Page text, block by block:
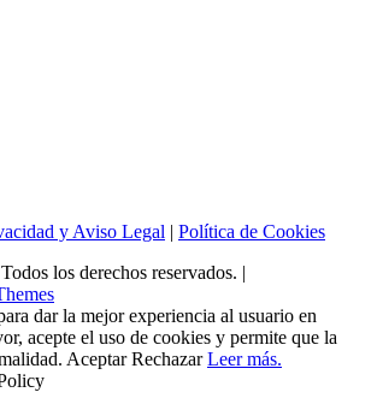
y Aviso Legal | Política de Cookies
los derechos reservados. |
dar la mejor experiencia al usuario en
acepte el uso de cookies y permite que la
Aceptar Rechazar Leer más.